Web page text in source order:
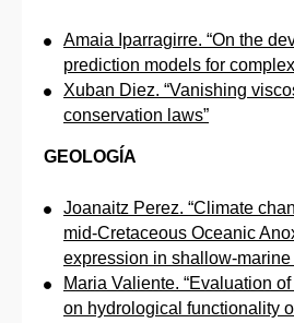
Amaia Iparragirre. “On the
prediction models for
Xuban Diez. “Vanishing
conservation laws”
GEOLOGÍA
Joanaitz Perez. “Climate
mid-Cretaceous Oceanic
expression in shallow-marine
Maria Valiente. “Evaluation
on hydrological functionality